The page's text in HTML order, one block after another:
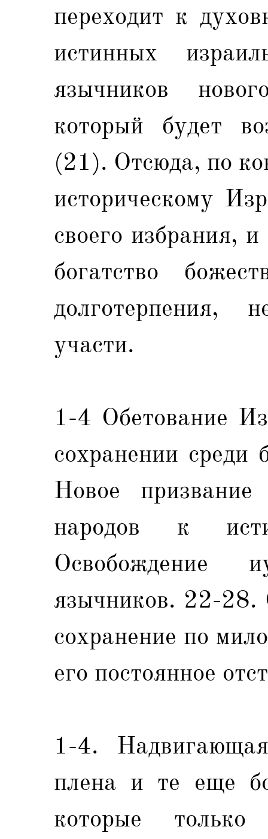
переходит к
истинных
язычников
который будет
(21). Отсюда, по
историческому
своего избрания,
богатство
долготерпения,
участи.
1-4 Обетование
сохранении среди
Новое
народов к
Освобождение
язычников. 22-28.
сохранение по
его постоянное
1-4.
плена и те еще
которые